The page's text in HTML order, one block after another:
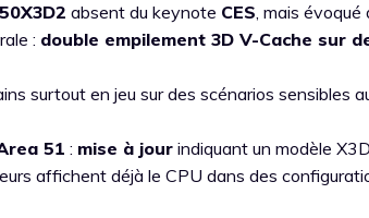
absent du keynote CES, mais évoqué
: double empilement 3D V-Cache sur
surtout en jeu sur des scénarios sensibles
51 : mise à jour indiquant un modèle
affichent déjà le CPU dans des